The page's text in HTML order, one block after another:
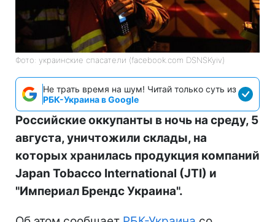
Фото: украинские спасатели (facebook.com DSNSKyiv)
Не трать время на шум! Читай только суть из
РБК-Украина в Google
Российские оккупанты в ночь на среду, 5
августа, уничтожили склады, на
которых хранилась продукция компаний
Japan Tobacco International (JTI) и
"Империал Брендс Украина".